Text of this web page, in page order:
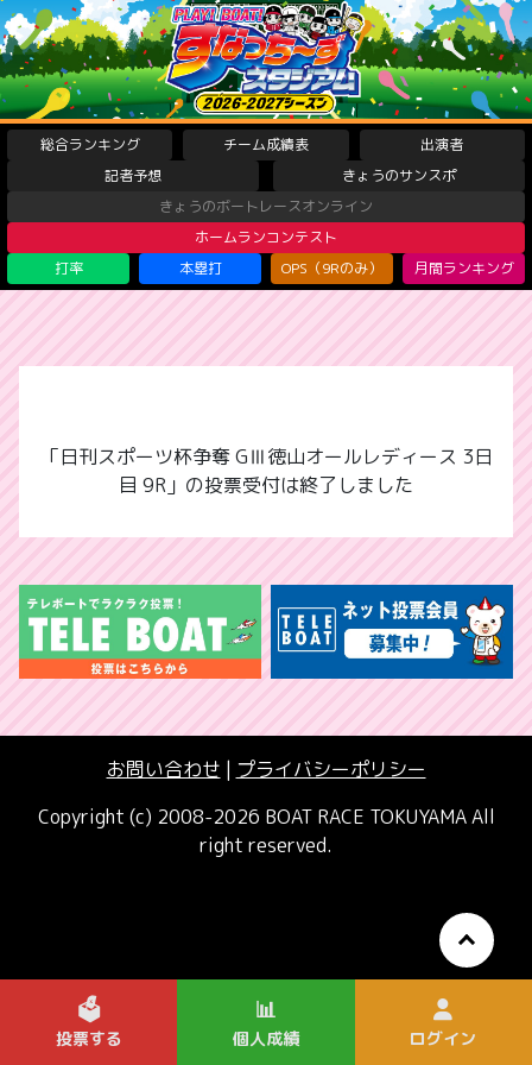
総合ランキング チーム成績表
出演者
記者予想
きょうのサンスポ
きょうのボートレースオンライン
ホームランコンテスト
打率
本塁打 OPS（9Rのみ） 月間ランキング
「日刊スポーツ杯争奪 GⅢ徳山オールレディース 3日
目 9R」の投票受付は終了しました
お問い合わせ | プライバシーポリシー
Copyright (c) 2008-2026 BOAT RACE TOKUYAMA All
right reserved.
🗳️
投票する
📊
個人成績 ログイン